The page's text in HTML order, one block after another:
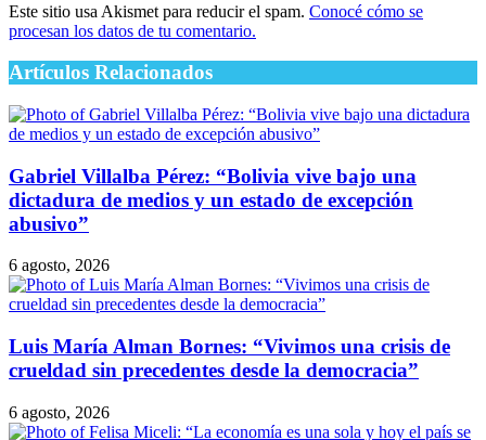
Este sitio usa Akismet para reducir el spam. Conocé cómo se
procesan los datos de tu comentario.
Artículos Relacionados
Gabriel Villalba Pérez: “Bolivia vive bajo una
dictadura de medios y un estado de excepción
abusivo”
6 agosto, 2026
Luis María Alman Bornes: “Vivimos una crisis de
crueldad sin precedentes desde la democracia”
6 agosto, 2026